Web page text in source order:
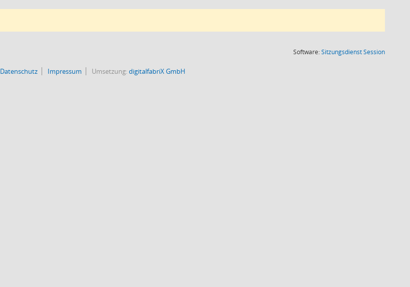
Software:SitzungsdienstSession(Wird in
Datenschutz Impressum Umsetzung:digitalfabriX GmbH